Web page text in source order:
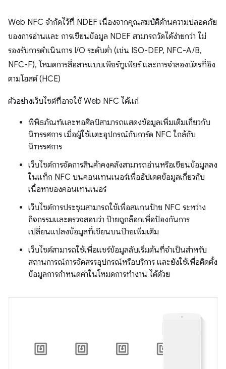
Web NFC จำกัดไว้ที่ NDEF เนื่องจากคุณสมบัติด้านความปลอดภัย
ของการอ่านและ การเขียนข้อมูล NDEF สามารถวัดได้ง่ายกว่า ไม่
รองรับการดำเนินการ I/O ระดับต่ำ (เช่น ISO-DEP, NFC-A/B,
NFC-F), โหมดการสื่อสารแบบเพียร์ทูเพียร์ และการจำลองบัตรที่อิง
ตามโฮสต์ (HCE)
ตัวอย่างเว็บไซต์ที่อาจใช้ Web NFC ได้แก่
พิพิธภัณฑ์และหอศิลป์สามารถแสดงข้อมูลเพิ่มเติมเกี่ยวกับ
นิทรรศการ เมื่อผู้ใช้แตะอุปกรณ์กับการ์ด NFC ใกล้กับ
นิทรรศการ
เว็บไซต์การจัดการสินค้าคงคลังสามารถอ่านหรือเขียนข้อมูลลง
ในแท็ก NFC บนคอนเทนเนอร์เพื่ออัปเดตข้อมูลเกี่ยวกับ
เนื้อหาของคอนเทนเนอร์
เว็บไซต์การประชุมสามารถใช้เพื่อสแกนป้าย NFC ระหว่าง
กิจกรรมและตรวจสอบว่า ป้ายถูกล็อกเพื่อป้องกันการ
เปลี่ยนแปลงข้อมูลที่เขียนบนป้ายเพิ่มเติม
เว็บไซต์สามารถใช้เพื่อแชร์ข้อมูลลับเริ่มต้นที่จำเป็นสำหรับ
สถานการณ์การจัดสรรอุปกรณ์หรือบริการ และยังใช้เพื่อติดตั้ง
ข้อมูลการกำหนดค่าในโหมดการทำงาน ได้ด้วย